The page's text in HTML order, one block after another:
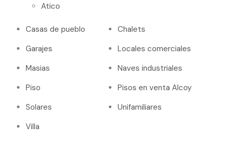
Atico
Casas de pueblo
Chalets
Garajes
Locales comerciales
Masias
Naves industriales
Piso
Pisos en venta Alcoy
Solares
Unifamiliares
Villa